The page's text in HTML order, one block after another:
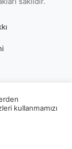
kullanmamızı